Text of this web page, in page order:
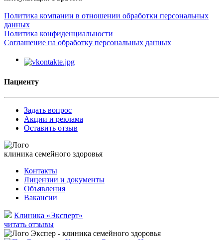
Политика компании в отношении обработки персональных
данных
Политика конфиденциальности
Соглашение на обработку персональных данных
Пациенту
Задать вопрос
Акции и реклама
Оставить отзыв
клиника семейного здоровья
Контакты
Лицензии и документы
Объявления
Вакансии
Клиника «Эксперт»
читать отзывы